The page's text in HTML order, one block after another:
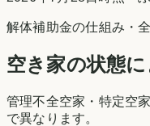
解体補助金の仕組み・
空き家の状態
管理不全空家・特定空
で異なります。